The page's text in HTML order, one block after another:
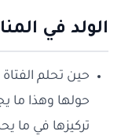
الولد في
حين تحلم
حولها وهذا ما
تركيزها في ما